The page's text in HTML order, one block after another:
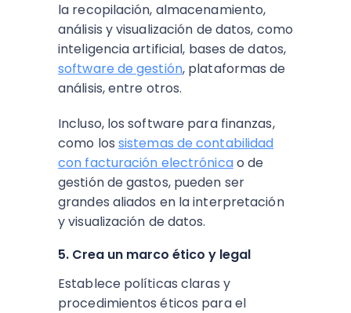
la recopilación, almacenamiento,
análisis y visualización de datos, como
inteligencia artificial, bases de datos,
software de gestión, plataformas de
análisis, entre otros.
Incluso, los software para finanzas,
como los sistemas de contabilidad
con facturación electrónicao de
gestión de gastos, pueden ser
grandes aliados en la interpretación
y visualización de datos.
5. Crea un marco ético y legal
Establece políticas claras y
procedimientos éticos para el